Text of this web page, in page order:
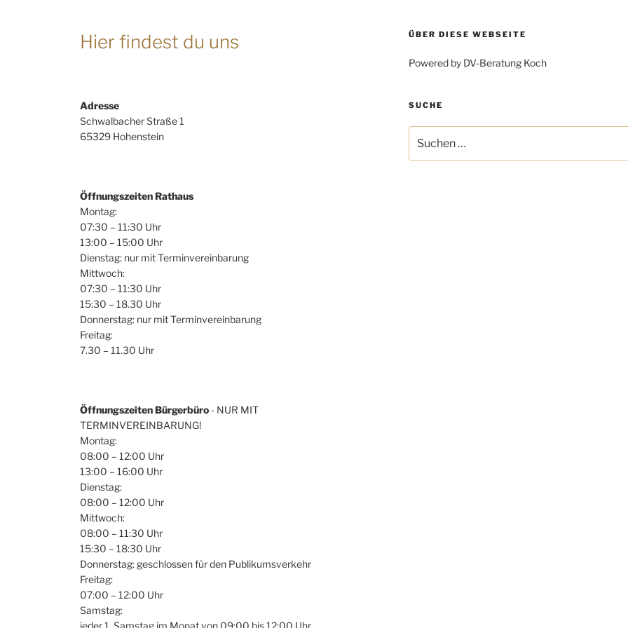
Hier findest du uns
Adresse
Schwalbacher Straße 1
65329 Hohenstein
Öffnungszeiten Rathaus
Montag:
07:30 – 11:30 Uhr
13:00 – 15:00 Uhr
Dienstag: nur mit Terminvereinbarung
Mittwoch:
07:30 – 11:30 Uhr
15:30 – 18.30 Uhr
Donnerstag: nur mit Terminvereinbarung
Freitag:
7.30 – 11.30 Uhr
Öffnungszeiten Bürgerbüro - NUR MIT
TERMINVEREINBARUNG!
Montag:
08:00 – 12:00 Uhr
13:00 – 16:00 Uhr
Dienstag:
08:00 – 12:00 Uhr
Mittwoch:
08:00 – 11:30 Uhr
15:30 – 18:30 Uhr
Donnerstag: geschlossen für den Publikumsverkehr
Freitag:
07:00 – 12:00 Uhr
Samstag:
jeder 1. Samstag im Monat von 09:00 bis 12:00 Uhr
ÜBER DIESE WEBSEITE
Powered by DV-Beratung Koch
SUCHE
nach: